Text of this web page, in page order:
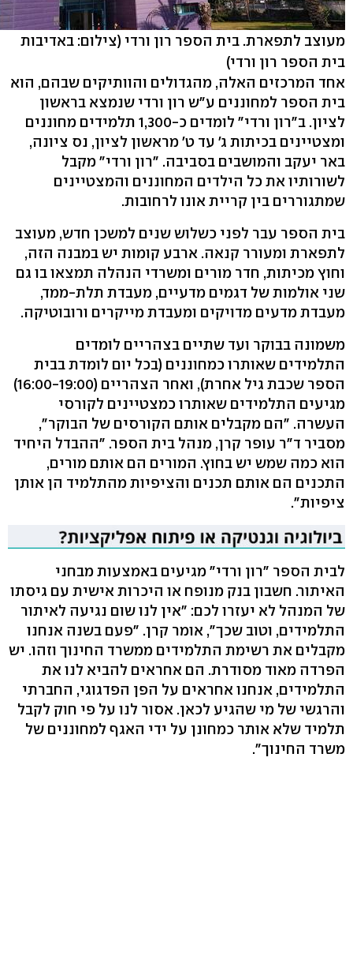
מעוצב לתפארת. בית הספר רון ורדי (צילום: באדיבות
בית הספר רון ורדי)
אחד המרכזים האלה, מהגדולים והוותיקים שבהם, הוא
בית הספר למחוננים ע"ש רון ורדי שנמצא בראשון
לציון. ב"רון ורדי" לומדים כ-1,300 תלמידים מחוננים
ומצטיינים בכיתות ג' עד ט' מראשון לציון, נס ציונה,
באר יעקב והמושבים בסביבה. "רון ורדי" מקבל
לשורותיו את כל הילדים המחוננים והמצטיינים
שמתגוררים בין קריית אונו לרחובות.
בית הספר עבר לפני כשלוש שנים למשכן חדש, מעוצב
לתפארת ומעורר קנאה. ארבע קומות יש במבנה הזה,
וחוץ מכיתות, חדר מורים ומשרדי הנהלה תמצאו בו גם
שני אולמות של דגמים מדעיים, מעבדת תלת-ממד,
מעבדת מדעים מדויקים ומעבדת מייקרים ורובוטיקה.
משמונה בבוקר ועד שתיים בצהריים לומדים
התלמידים שאותרו כמחוננים (בכל יום לומדת בבית
הספר שכבת גיל אחרת), ואחר הצהריים (16:00-19:00)
מגיעים התלמידים שאותרו כמצטיינים לקורסי
העשרה. "הם מקבלים אותם הקורסים של הבוקר",
מסביר ד"ר עופר קרן, מנהל בית הספר. "ההבדל היחיד
הוא כמה שמש יש בחוץ. המורים הם אותם מורים,
התכנים הם אותם תכנים והציפיות מהתלמיד הן אותן
ציפיות".
לבית הספר "רון ורדי" מגיעים באמצעות מבחני
האיתור. חשבון בנק מנופח או היכרות אישית עם גיסתו
של המנהל לא יעזרו לכם: "אין לנו שום נגיעה לאיתור
התלמידים, וטוב שכך", אומר קרן. "פעם בשנה אנחנו
מקבלים את רשימת התלמידים ממשרד החינוך וזהו. יש
הפרדה מאוד מסודרת. הם אחראים להביא לנו את
התלמידים, אנחנו אחראים על הפן הפדגוגי, החברתי
והרגשי של מי שהגיע לכאן. אסור לנו על פי חוק לקבל
תלמיד שלא אותר כמחונן על ידי האגף למחוננים של
משרד החינוך".